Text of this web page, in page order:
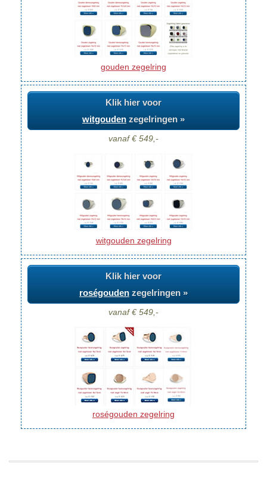
gouden zegelring
Klik hier voor
witgouden zegelringen »
vanaf € 549,-
witgouden zegelring
Klik hier voor
roségouden zegelringen »
vanaf € 549,-
roségouden zegelring